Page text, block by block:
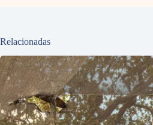
Relacionadas